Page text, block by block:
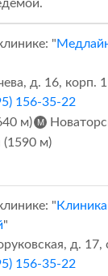
"
д. 16, корп. 1
156-35-22
м)
(1590 м)
"
"
д. 17,
156-35-22